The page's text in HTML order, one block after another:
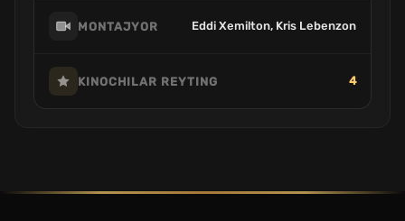
MONTAJYOR Eddi Xemilton, Kris Lebenzon
KINOCHILAR REYTING 4